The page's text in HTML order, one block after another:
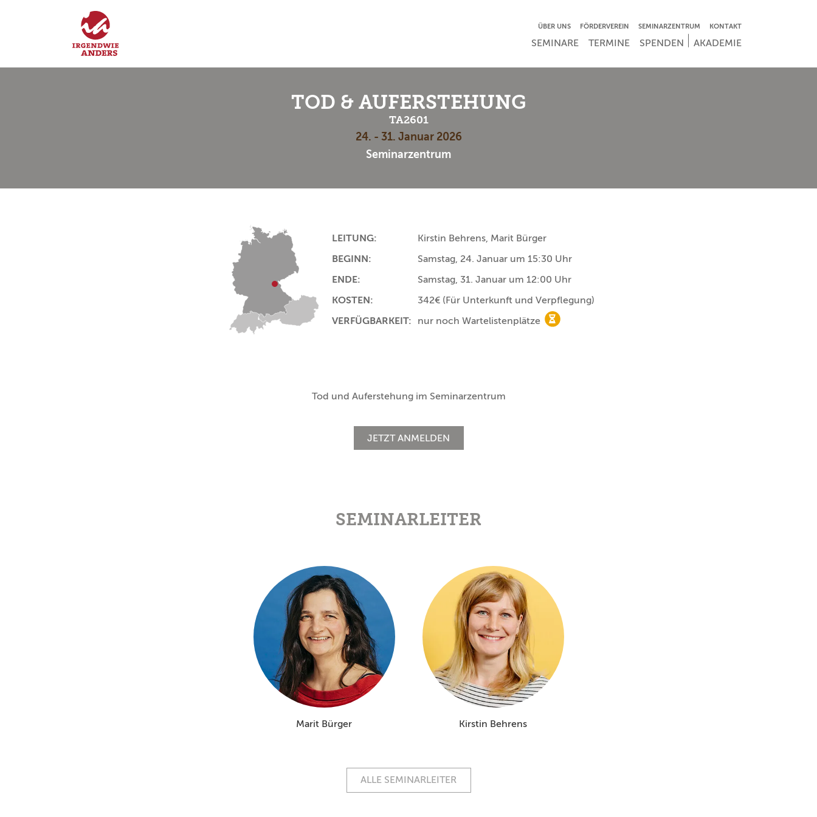
NAVIGATION ÜBERSPRINGEN
ÜBER UNS FÖRDERVEREIN SEMINARZENTRUM KONTAKT
NAVIGATION ÜBERSPRINGEN
SEMINARE TERMINE SPENDEN AKADEMIE
TOD & AUFERSTEHUNG
TA2601
24. - 31. Januar 2026
Seminarzentrum
LEITUNG:
Kirstin Behrens, Marit Bürger
BEGINN:
Samstag, 24. Januar um 15:30 Uhr
ENDE:
Samstag, 31. Januar um 12:00 Uhr
KOSTEN:
342€ (Für Unterkunft und Verpflegung)
VERFÜGBARKEIT:
nur noch Wartelistenplätze nur noch Wartelistenplätze
Tod und Auferstehung im Seminarzentrum
JETZT ANMELDEN
SEMINARLEITER
Marit Bürger Kirstin Behrens
ALLE SEMINARLEITER